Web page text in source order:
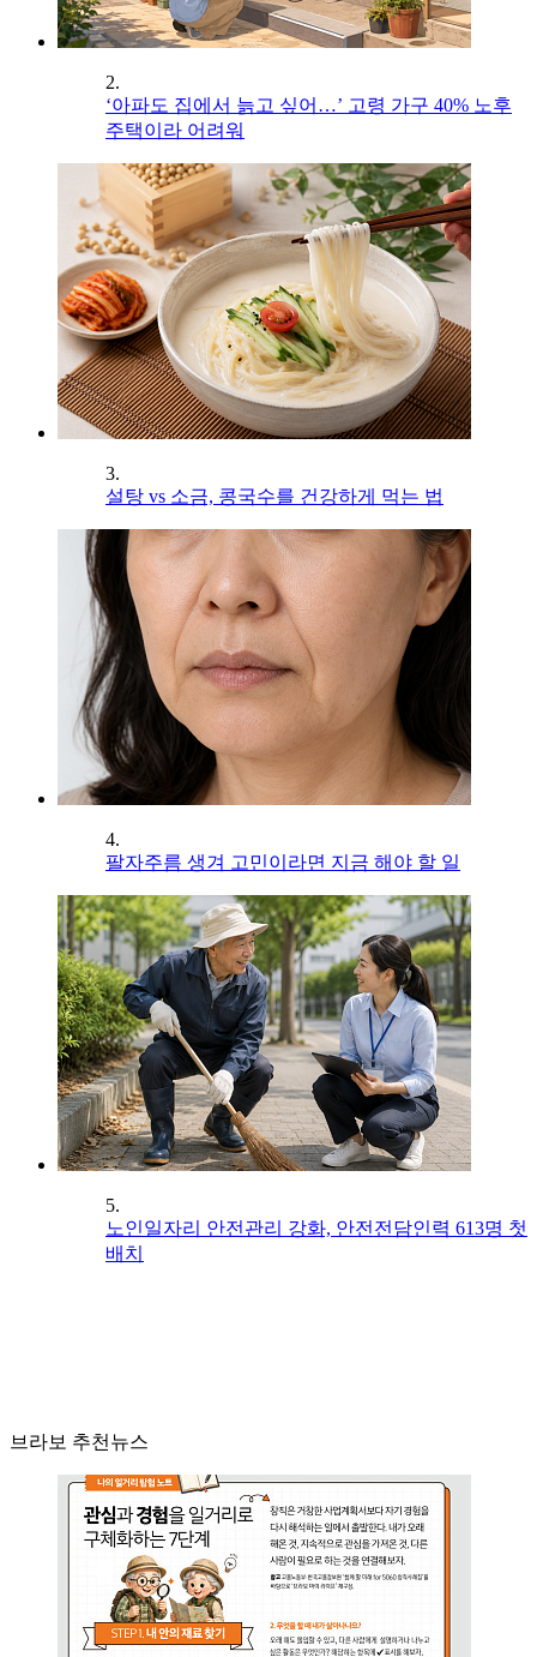
2.
‘아파도 집에서 늙고 싶어…’ 고령 가구 40% 노후
주택이라 어려워
3.
설탕 vs 소금, 콩국수를 건강하게 먹는 법
4.
팔자주름 생겨 고민이라면 지금 해야 할 일
5.
노인일자리 안전관리 강화, 안전전담인력 613명 첫
배치
브라보 추천뉴스